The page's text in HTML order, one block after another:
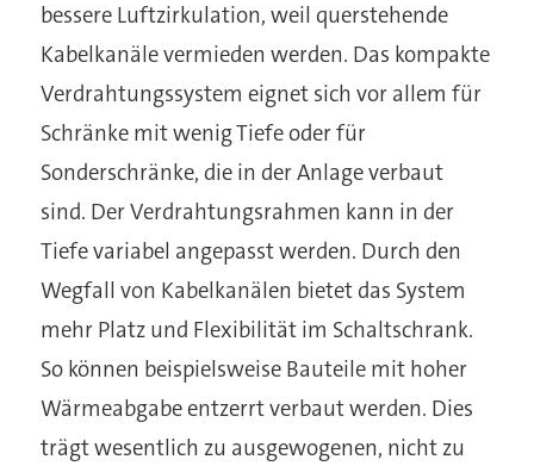
bessere Luftzirkulation, weil querstehende
Kabelkanäle vermieden werden. Das kompakte
Verdrahtungssystem eignet sich vor allem für
Schränke mit wenig Tiefe oder für
Sonderschränke, die in der Anlage verbaut
sind. Der Verdrahtungsrahmen kann in der
Tiefe variabel angepasst werden. Durch den
Wegfall von Kabelkanälen bietet das System
mehr Platz und Flexibilität im Schaltschrank.
So können beispielsweise Bauteile mit hoher
Wärmeabgabe entzerrt verbaut werden. Dies
trägt wesentlich zu ausgewogenen, nicht zu